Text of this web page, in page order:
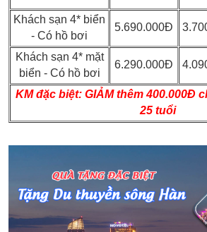
Khách sạn 4* biển
- Có hồ bơi
5.690.000Đ
Khách sạn 4* mặt
biển - Có hồ bơi
6.290.000Đ
KM đặc biệt: GIẢM thêm 400.000Đ
25 tuổi